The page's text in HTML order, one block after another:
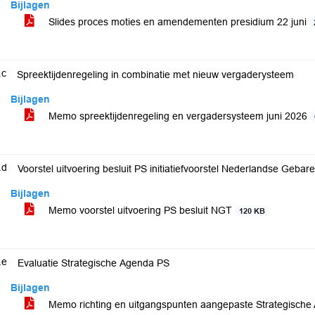
Bijlagen
Slides proces moties en amendementen presidium 22 juni
Spreektijdenregeling in combinatie met nieuw vergaderysteem
Bijlagen
Memo spreektijdenregeling en vergadersysteem juni 2026
Voorstel uitvoering besluit PS initiatiefvoorstel Nederlandse
Bijlagen
Memo voorstel uitvoering PS besluit NGT
120 KB
Evaluatie Strategische Agenda PS
Bijlagen
Memo richting en uitgangspunten aangepaste